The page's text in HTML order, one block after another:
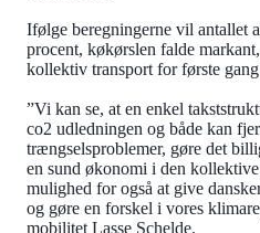
Ifølge beregningerne vil antallet
procent, køkørslen falde
kollektiv transport for første
”Vi kan se, at en enkel
co2 udledningen og både kan
trængselsproblemer, gøre det
en sund økonomi i den
mulighed for også at give
og gøre en forskel i vores
mobilitet Lasse Schelde.